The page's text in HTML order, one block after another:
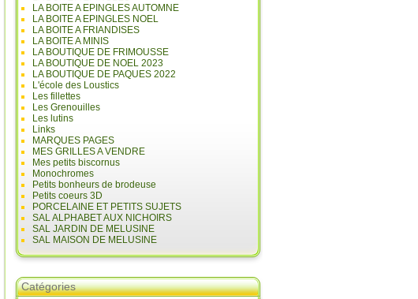
LA BOITE A EPINGLES AUTOMNE
LA BOITE A EPINGLES NOEL
LA BOITE A FRIANDISES
LA BOITE A MINIS
LA BOUTIQUE DE FRIMOUSSE
LA BOUTIQUE DE NOEL 2023
LA BOUTIQUE DE PAQUES 2022
L'école des Loustics
Les fillettes
Les Grenouilles
Les lutins
Links
MARQUES PAGES
MES GRILLES A VENDRE
Mes petits biscornus
Monochromes
Petits bonheurs de brodeuse
Petits coeurs 3D
PORCELAINE ET PETITS SUJETS
SAL ALPHABET AUX NICHOIRS
SAL JARDIN DE MELUSINE
SAL MAISON DE MELUSINE
Catégories